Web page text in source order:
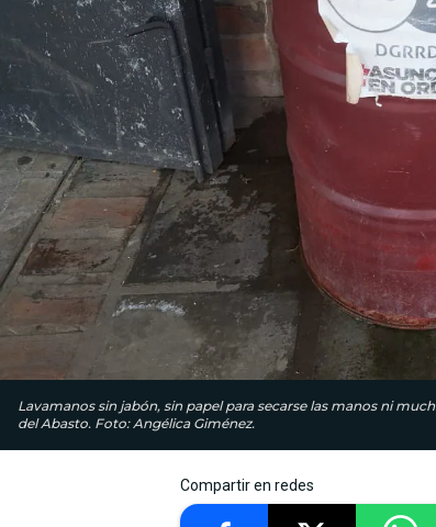
Lavamanos sin jabón, sin papel para secarse las manos ni
del Abasto. Foto: Angélica Giménez.
Compartir en redes